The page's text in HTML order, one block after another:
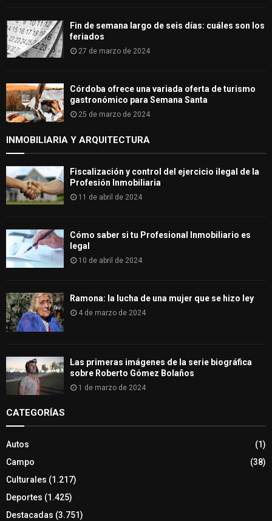
Fin de semana largo de seis días: cuáles son los
feriados
27 de marzo de 2024
Córdoba ofrece una variada oferta de turismo
gastronómico para Semana Santa
25 de marzo de 2024
INMOBILIARIA Y ARQUITECTURA
Fiscalización y control del ejercicio ilegal de la
Profesión Inmobiliaria
11 de abril de 2024
Cómo saber si tu Profesional Inmobiliario es
legal
10 de abril de 2024
Ramona: la lucha de una mujer que se hizo ley
4 de marzo de 2024
Las primeras imágenes de la serie biográfica
sobre Roberto Gómez Bolaños
1 de marzo de 2024
CATEGORÍAS
Autos
(1)
Campo
(38)
Culturales (1.217)
Deportes (1.425)
Destacadas (3.751)